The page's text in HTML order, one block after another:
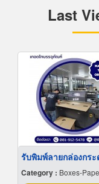
Last
Category : Boxes-